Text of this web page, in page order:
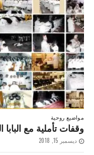
مواضيع روحية
وقفات تأملية مع
ديسمبر 15, 2018